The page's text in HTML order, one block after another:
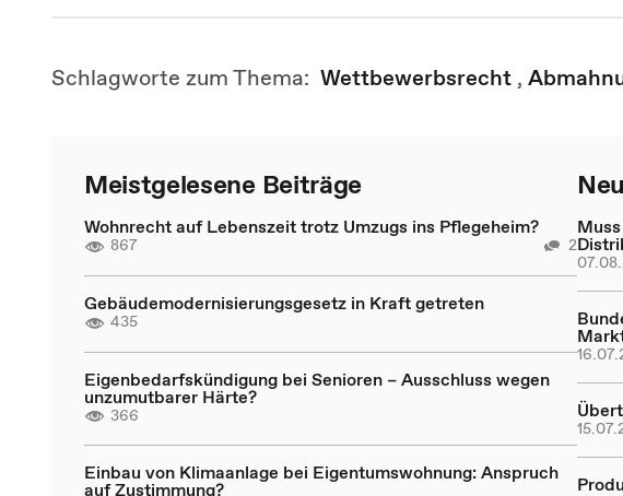
Schlagworte zum Thema: Wettbewerbsrecht ,
Meistgelesene Beiträge
Wohnrecht auf Lebenszeit trotz Umzugs ins Pflegeheim?
867 2
Gebäudemodernisierungsgesetz in Kraft getreten
435
Eigenbedarfskündigung bei Senioren – Ausschluss wegen
unzumutbarer Härte?
366
Einbau von Klimaanlage bei Eigentumswohnung: Anspruch
auf Zustimmung?